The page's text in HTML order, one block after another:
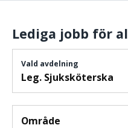
Lediga jobb för
Vald avdelning
Leg. Sjuksköterska
Område